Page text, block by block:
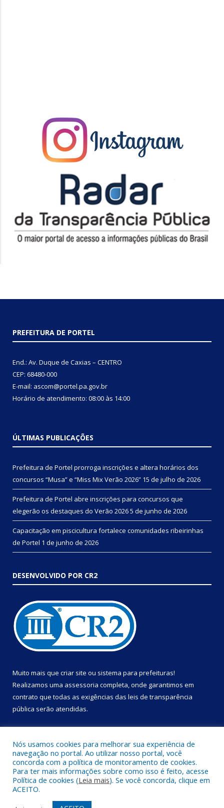
PREFEITURA DE PORTEL
End.: Av. Duque de Caxias – CENTRO
CEP: 68480-000
E-mail: ascom@portel.pa.gov.br
Horário de atendimento: 08:00 às 14:00
ÚLTIMAS PUBLICAÇÕES
Prefeitura de Portel prorroga inscrições e altera horários dos
concursos “Musa” e “Miss Mix Verão 2026” 15 de julho de 2026
Prefeitura de Portel abre inscrições para concursos que
elegerão os destaques do Verão 20265 de junho de 2026
Capacitação em piscicultura fortalece comunidades ribeirinhas
de Portel 1 de junho de 2026
DESENVOLVIDO POR CR2
Muito mais que criar site ou sistema para prefeituras!
Realizamos uma assessoria completa, onde garantimos em
contrato que todas as exigências das leis de transparência
pública serão atendidas.
Todos os direitos reservados a Prefeitura Municipal de Portel.
Nós usamos cookies para melhorar sua experiência de
navegação no portal. Ao utilizar nosso portal, você
concorda com a política de monitoramento de cookies.
Para ter mais informações sobre como isso é feito, acesse
Política de cookies (Leia mais). Se você concorda, clique em
ACEITO.